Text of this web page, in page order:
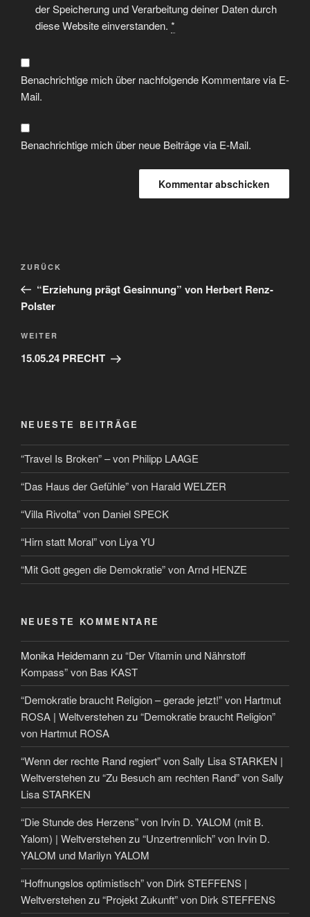
der Speicherung und Verarbeitung deiner Daten durch
diese Website einverstanden. *
Benachrichtige mich über nachfolgende Kommentare via E-
Mail.
Benachrichtige mich über neue Beiträge via E-Mail.
ZURÜCK
“Erziehung prägt Gesinnung” von Herbert Renz-
Polster
WEITER
15.05.24 PRECHT
NEUESTE BEITRÄGE
“Travel Is Broken” – von Philipp LAAGE
“Das Haus der Gefühle” von Harald WELZER
“Villa Rivolta” von Daniel SPECK
“Hirn statt Moral” von Liya YU
“Mit Gott gegen die Demokratie” von Arnd HENZE
NEUESTE KOMMENTARE
Monika Heidemannzu“Der Vitamin und Nährstoff
Kompass” von Bas KAST
“Demokratie braucht Religion – gerade jetzt!” von Hartmut
ROSA | Weltverstehenzu“Demokratie braucht Religion”
von Hartmut ROSA
“Wenn der rechte Rand regiert” von Sally Lisa STARKEN |
Weltverstehenzu“Zu Besuch am rechten Rand” von Sally
Lisa STARKEN
“Die Stunde des Herzens” von Irvin D. YALOM (mit B.
Yalom) | Weltverstehenzu“Unzertrennlich” von Irvin D.
YALOM und Marilyn YALOM
“Hoffnungslos optimistisch” von Dirk STEFFENS |
Weltverstehenzu“Projekt Zukunft” von Dirk STEFFENS